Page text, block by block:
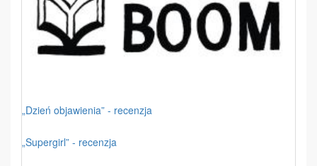
„Dzień objawienia” - recenzja
„Supergirl” - recenzja